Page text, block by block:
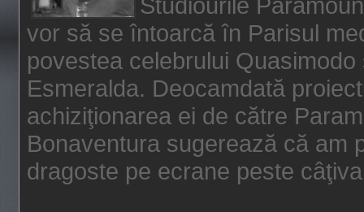
vor să se întoarcă în Parisul
povestea celebrului
Esmeralda. Deocamdată
achiziţionarea ei de către
Bonaventura sugerează că am
dragoste pe ecrane peste